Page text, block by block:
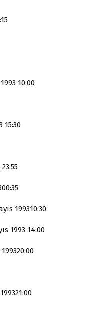
10:00
15:30
199310:30
1993 14:00